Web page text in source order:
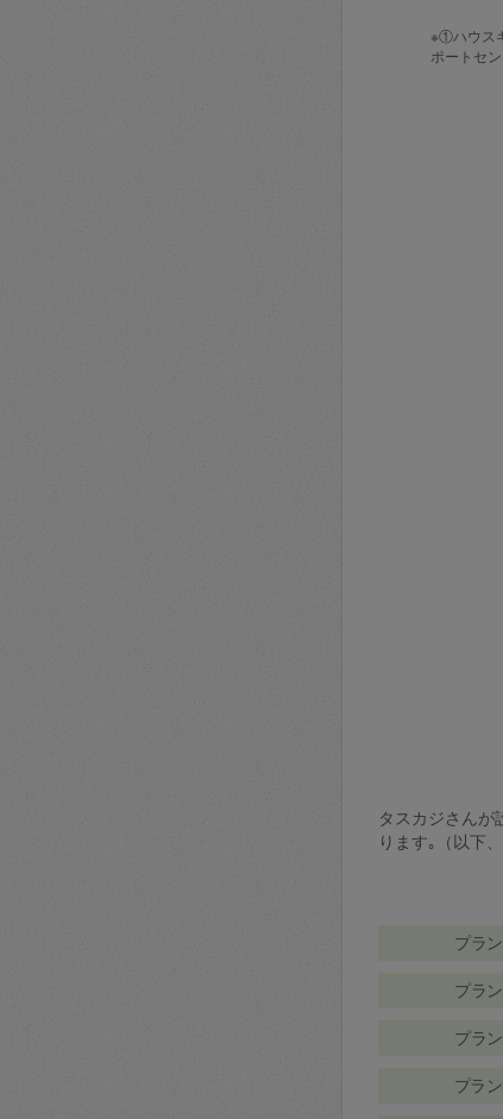
※①ハウス
ポートセ
タスカジさんが
ります｡（以下
プラ
プラ
プラ
プラ